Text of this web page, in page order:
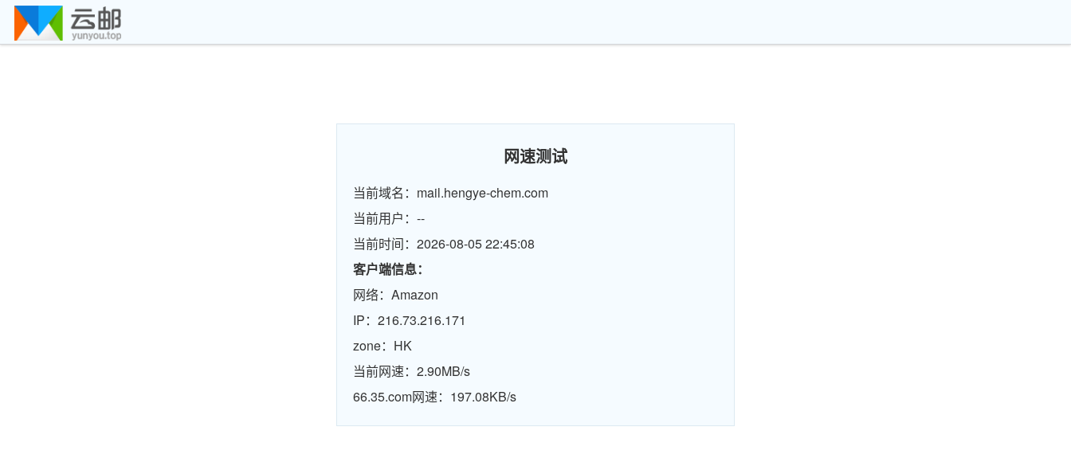
网速测试
当前域名：mail.hengye-chem.com
当前用户：--
当前时间：2026-08-05 22:45:08
客户端信息：
网络：Amazon
IP：216.73.216.171
zone：HK
当前网速：2.90MB/s
66.35.com网速：197.08KB/s